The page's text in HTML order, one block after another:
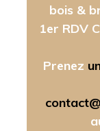
bois &
1er RDV
Prenez